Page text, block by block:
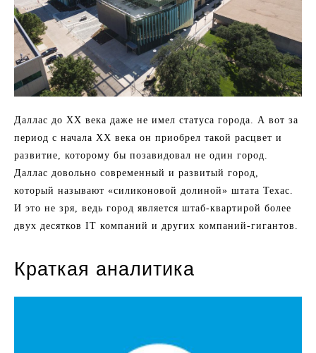
Даллас до ХХ века даже не имел статуса города. А вот за
период с начала ХХ века он приобрел такой расцвет и
развитие, которому бы позавидовал не один город.
Даллас довольно современный и развитый город,
который называют «силиконовой долиной» штата Техас.
И это не зря, ведь город является штаб-квартирой более
двух десятков IТ компаний и других компаний-гигантов.
Краткая аналитика